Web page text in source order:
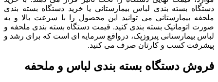
دستگاه بسته بندی لباس بیمارستانی یا خرید دستگاه بسته بندی
ملحفه بیمارستانی می توانید این محصول را با سرعت بالا و به
صورت اتوماتیک بسته بندی کنید. قیمت دستگاه بسته بندی ملحفه و
لباس بیمارستانی پیروزپک، درواقع سرمایه ای است که برای رشد و
پیشرفت کسب و کارتان صرف می کنید.
فروش دستگاه بسته بندی لباس و ملحفه